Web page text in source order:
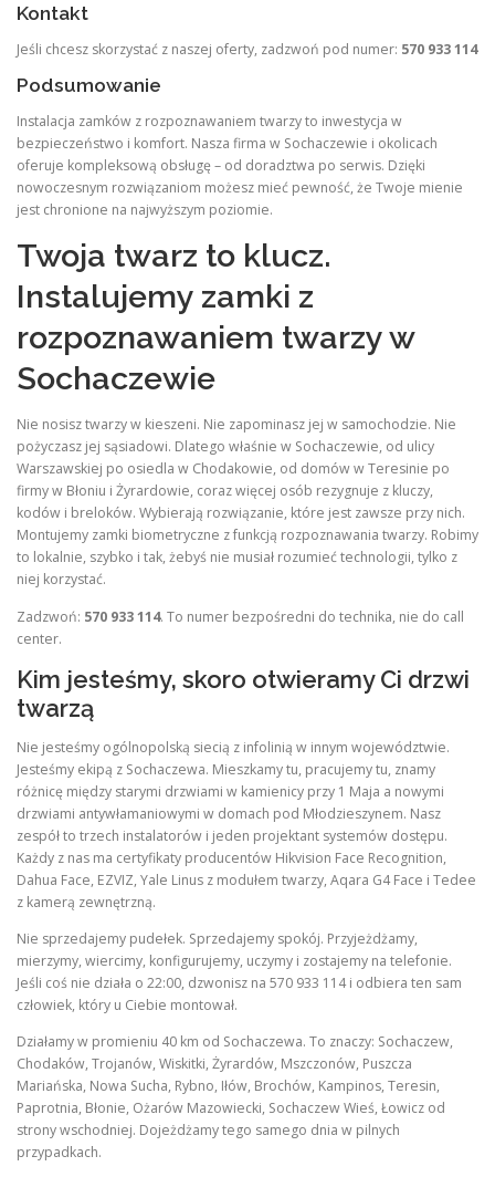
Kontakt
Jeśli chcesz skorzystać z naszej oferty, zadzwoń pod numer: 570 933 114
Podsumowanie
Instalacja zamków z rozpoznawaniem twarzy to inwestycja w
bezpieczeństwo i komfort. Nasza firma w Sochaczewie i okolicach
oferuje kompleksową obsługę – od doradztwa po serwis. Dzięki
nowoczesnym rozwiązaniom możesz mieć pewność, że Twoje mienie
jest chronione na najwyższym poziomie.
Twoja twarz to klucz.
Instalujemy zamki z
rozpoznawaniem twarzy w
Sochaczewie
Nie nosisz twarzy w kieszeni. Nie zapominasz jej w samochodzie. Nie
pożyczasz jej sąsiadowi. Dlatego właśnie w Sochaczewie, od ulicy
Warszawskiej po osiedla w Chodakowie, od domów w Teresinie po
firmy w Błoniu i Żyrardowie, coraz więcej osób rezygnuje z kluczy,
kodów i breloków. Wybierają rozwiązanie, które jest zawsze przy nich.
Montujemy zamki biometryczne z funkcją rozpoznawania twarzy. Robimy
to lokalnie, szybko i tak, żebyś nie musiał rozumieć technologii, tylko z
niej korzystać.
Zadzwoń: 570 933 114. To numer bezpośredni do technika, nie do call
center.
Kim jesteśmy, skoro otwieramy Ci drzwi
twarzą
Nie jesteśmy ogólnopolską siecią z infolinią w innym województwie.
Jesteśmy ekipą z Sochaczewa. Mieszkamy tu, pracujemy tu, znamy
różnicę między starymi drzwiami w kamienicy przy 1 Maja a nowymi
drzwiami antywłamaniowymi w domach pod Młodzieszynem. Nasz
zespół to trzech instalatorów i jeden projektant systemów dostępu.
Każdy z nas ma certyfikaty producentów Hikvision Face Recognition,
Dahua Face, EZVIZ, Yale Linus z modułem twarzy, Aqara G4 Face i Tedee
z kamerą zewnętrzną.
Nie sprzedajemy pudełek. Sprzedajemy spokój. Przyjeżdżamy,
mierzymy, wiercimy, konfigurujemy, uczymy i zostajemy na telefonie.
Jeśli coś nie działa o 22:00, dzwonisz na 570 933 114 i odbiera ten sam
człowiek, który u Ciebie montował.
Działamy w promieniu 40 km od Sochaczewa. To znaczy: Sochaczew,
Chodaków, Trojanów, Wiskitki, Żyrardów, Mszczonów, Puszcza
Mariańska, Nowa Sucha, Rybno, Iłów, Brochów, Kampinos, Teresin,
Paprotnia, Błonie, Ożarów Mazowiecki, Sochaczew Wieś, Łowicz od
strony wschodniej. Dojeżdżamy tego samego dnia w pilnych
przypadkach.